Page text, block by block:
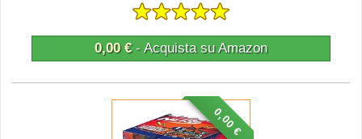
0,00 €- Acquista su Amazon
0,00 €